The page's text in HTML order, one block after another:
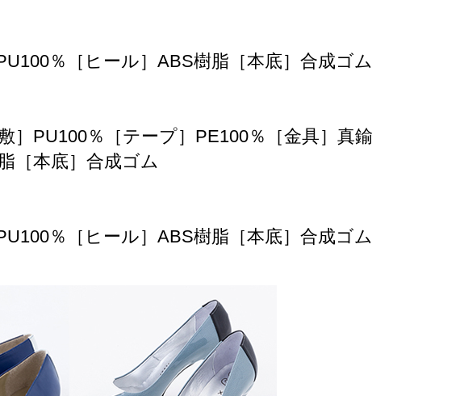
ヒール］ABS樹脂［本底］合成ゴム
％［テープ］PE100％［金具］真鍮
］合成ゴム
ヒール］ABS樹脂［本底］合成ゴム